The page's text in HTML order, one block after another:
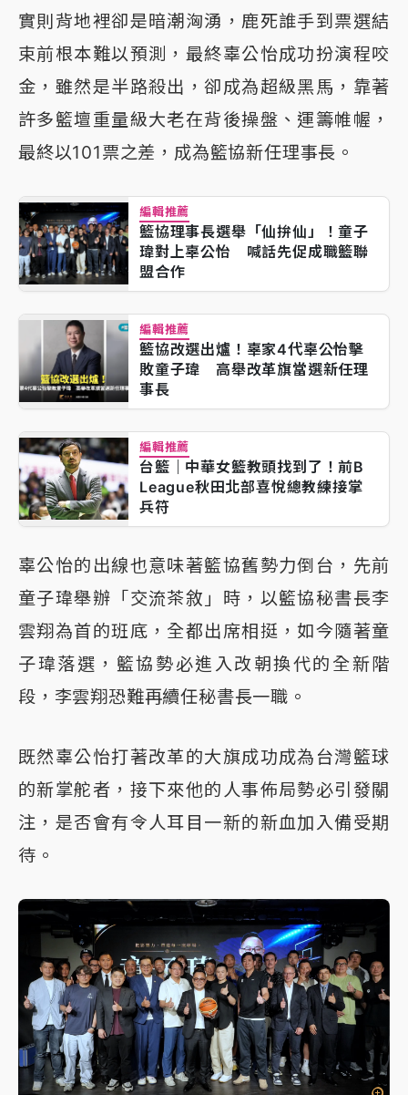
實則背地裡卻是暗潮洶湧，鹿死誰手到票選結
束前根本難以預測，最終辜公怡成功扮演程咬
金，雖然是半路殺出，卻成為超級黑馬，靠著
許多籃壇重量級大老在背後操盤、運籌帷幄，
最終以101票之差，成為籃協新任理事長。
編輯推薦
籃協理事長選舉「仙拚仙」！童子
瑋對上辜公怡 喊話先促成職籃聯
盟合作
編輯推薦
籃協改選出爐！辜家4代辜公怡擊
敗童子瑋 高舉改革旗當選新任理
事長
編輯推薦
台籃｜中華女籃教頭找到了！前B
League秋田北部喜悅總教練接掌
兵符
辜公怡的出線也意味著籃協舊勢力倒台，先前
童子瑋舉辦「交流茶敘」時，以籃協秘書長李
雲翔為首的班底，全都出席相挺，如今隨著童
子瑋落選，籃協勢必進入改朝換代的全新階
段，李雲翔恐難再續任秘書長一職。
既然辜公怡打著改革的大旗成功成為台灣籃球
的新掌舵者，接下來他的人事佈局勢必引發關
注，是否會有令人耳目一新的新血加入備受期
待。